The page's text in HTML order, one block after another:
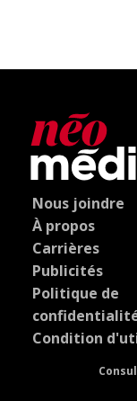
Nous joindre
À propos
Carrières
Publicités
Politique de
Condition